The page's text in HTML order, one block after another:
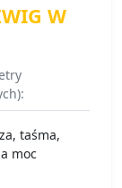
W
taśma,
moc